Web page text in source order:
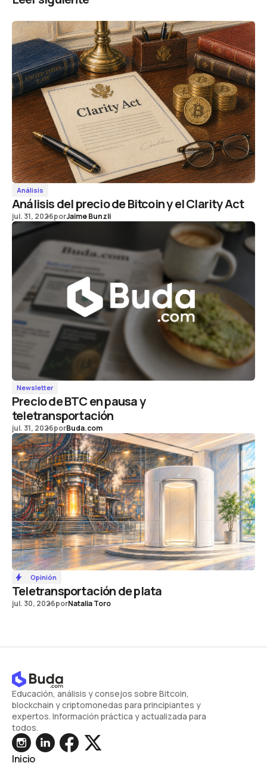
Análisis
Análisis del precio de Bitcoin y el Clarity Act
jul. 31, 2026porJaime Bunzli
Newsletter
Precio de BTC en pausa y
teletransportación
jul. 31, 2026porBuda.com
Opinión
Teletransportación de plata
jul. 30, 2026porNatalia Toro
Educación, análisis y consejos sobre Bitcoin,
blockchain y criptomonedas para principiantes y
expertos. Información práctica y actualizada para
todos.
Inicio